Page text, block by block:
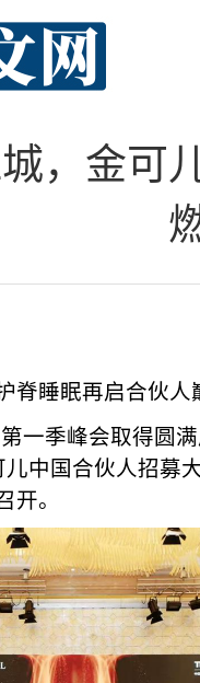
，金可
脊睡眠再启合伙人
一季峰会取得圆
中国合伙人招募
开。